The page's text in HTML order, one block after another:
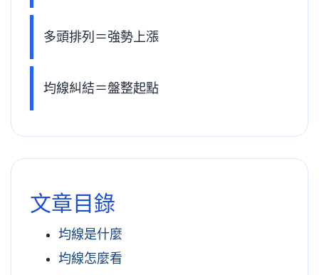
多頭排列＝強勢上漲
均線糾結＝盤整起點
文章目錄
均線是什麼
均線怎麼看